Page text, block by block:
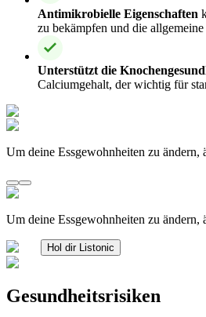
Antimikrobielle Eigenschaften
zu bekämpfen und die
Unterstützt die
Calciumgehalt, der wichtig für
Um deine Essgewohnheiten zu ändern,
Um deine Essgewohnheiten zu ändern,
Hol dir Listonic
Gesundheitsrisiken